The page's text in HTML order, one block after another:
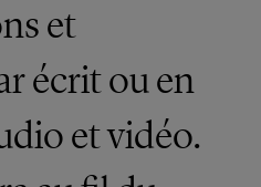
et
écrit ou en
et vidéo.